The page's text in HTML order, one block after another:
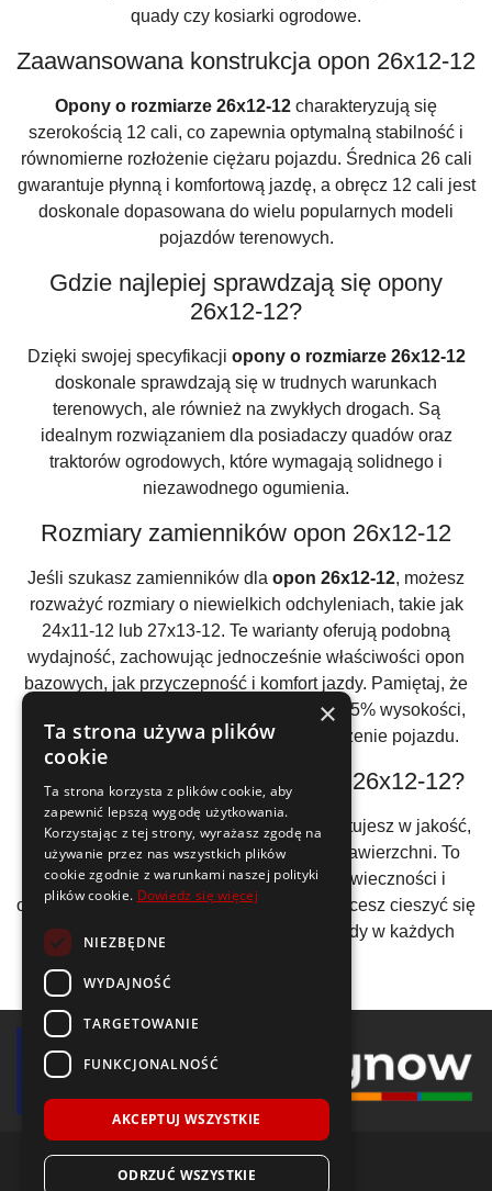
quady czy kosiarki ogrodowe.
Zaawansowana konstrukcja opon 26x12-12
Opony o rozmiarze 26x12-12 charakteryzują się
szerokością 12 cali, co zapewnia optymalną stabilność i
równomierne rozłożenie ciężaru pojazdu. Średnica 26 cali
gwarantuje płynną i komfortową jazdę, a obręcz 12 cali jest
doskonale dopasowana do wielu popularnych modeli
pojazdów terenowych.
Gdzie najlepiej sprawdzają się opony
26x12-12?
Dzięki swojej specyfikacji opony o rozmiarze 26x12-12
doskonale sprawdzają się w trudnych warunkach
terenowych, ale również na zwykłych drogach. Są
idealnym rozwiązaniem dla posiadaczy quadów oraz
traktorów ogrodowych, które wymagają solidnego i
niezawodnego ogumienia.
Rozmiary zamienników opon 26x12-12
Jeśli szukasz zamienników dla opon 26x12-12, możesz
rozważyć rozmiary o niewielkich odchyleniach, takie jak
24x11-12 lub 27x13-12. Te warianty oferują podobną
wydajność, zachowując jednocześnie właściwości opon
bazowych, jak przyczepność i komfort jazdy. Pamiętaj, że
odchylenie nie powinno przekraczać +/-2.5% wysokości,
aby nie wpływać negatywnie na prowadzenie pojazdu.
Dlaczego warto wybrać opony 26x12-12?
Decydując się na opony 26x12-12 , inwestujesz w jakość,
trwałość oraz niezawodność na każdej nawierzchni. To
opony zaprojektowane z myślą o długowieczności i
optymalnej wydajności. Wybierz je, jeśli chcesz cieszyć się
pewnością prowadzenia i komfortem jazdy w każdych
×
Ta strona używa plików
cookie
Ta strona korzysta z plików cookie, aby
zapewnić lepszą wygodę użytkowania.
Korzystając z tej strony, wyrażasz zgodę na
używanie przez nas wszystkich plików
cookie zgodnie z warunkami naszej polityki
plików cookie. Dowiedz się więcej
NIEZBĘDNE
WYDAJNOŚĆ
TARGETOWANIE
FUNKCJONALNOŚĆ
AKCEPTUJ WSZYSTKIE
ODRZUĆ WSZYSTKIE